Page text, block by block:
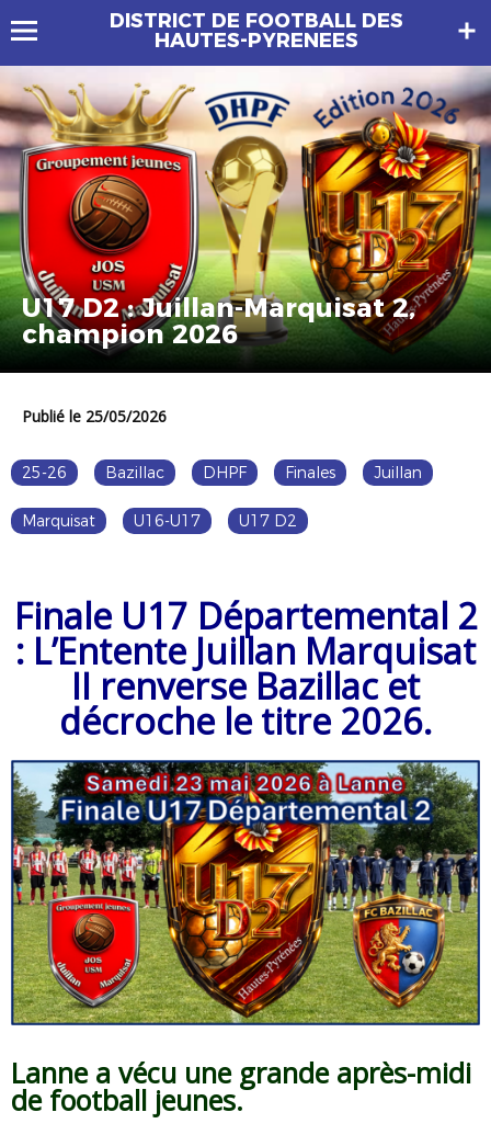
DISTRICT DE FOOTBALL DES
HAUTES-PYRENEES
U17 D2 : Juillan-Marquisat 2,
champion 2026
Publié le 25/05/2026
25-26 Bazillac DHPF Finales Juillan
Marquisat U16-U17 U17 D2
Finale U17 Départemental 2
: L’Entente Juillan Marquisat
II renverse Bazillac et
décroche le titre 2026.
Lanne a vécu une grande après-midi
de football jeunes.